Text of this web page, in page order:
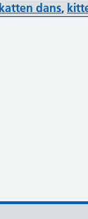
katten dans,